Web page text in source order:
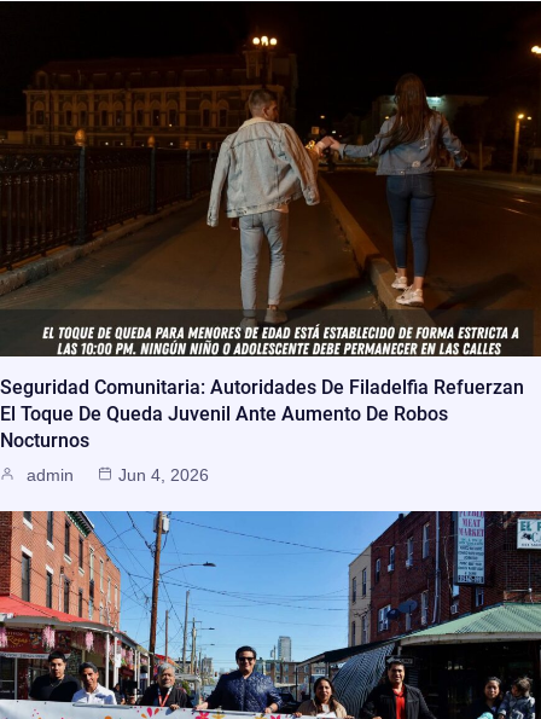
Seguridad Comunitaria: Autoridades De Filadelfia Refuerzan
El Toque De Queda Juvenil Ante Aumento De Robos
Nocturnos
admin Jun 4, 2026